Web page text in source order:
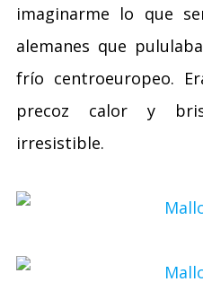
imaginarme lo que
alemanes que
frío centroeuropeo.
precoz calor y
irresistible.